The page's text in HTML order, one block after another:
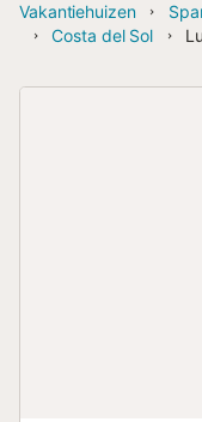
Vakantiehuizen
Costa del Sol